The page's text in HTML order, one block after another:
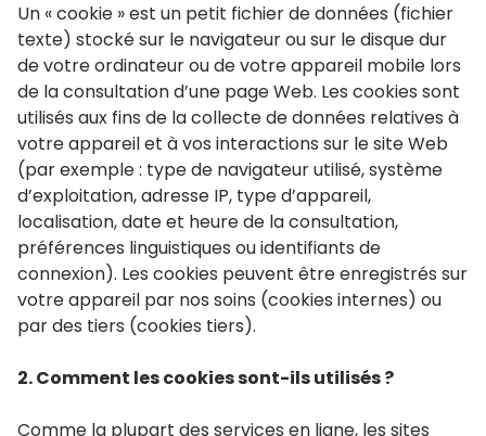
Un « cookie » est un petit fichier de données (fichier
texte) stocké sur le navigateur ou sur le disque dur
de votre ordinateur ou de votre appareil mobile lors
de la consultation d’une page Web. Les cookies sont
utilisés aux fins de la collecte de données relatives à
votre appareil et à vos interactions sur le site Web
(par exemple : type de navigateur utilisé, système
d’exploitation, adresse IP, type d’appareil,
localisation, date et heure de la consultation,
préférences linguistiques ou identifiants de
connexion). Les cookies peuvent être enregistrés sur
votre appareil par nos soins (cookies internes) ou
par des tiers (cookies tiers).
2. Comment les cookies sont-ils utilisés ?
Comme la plupart des services en ligne, les sites